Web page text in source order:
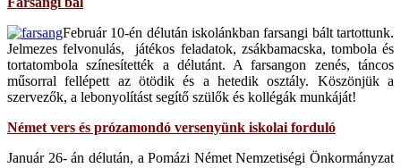
Február 10-én délután iskolánkban farsangi bált tartottunk.
Jelmezes felvonulás, játékos feladatok, zsákbamacska, tombola és
tortatombola színesítették a délutánt. A farsangon zenés, táncos
műsorral fellépett az ötödik és a hetedik osztály. Köszönjük a
szervezők, a lebonyolítást segítő szülők és kollégák munkáját!
Német vers és prózamondó versenyünk iskolai forduló
Január 26- án délután, a Pomázi Német Nemzetiségi Önkormányzat